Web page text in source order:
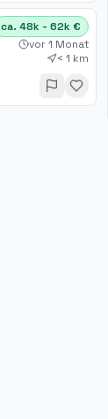
ca. 48k - 62k €
vor 1 Monat
< 1 km